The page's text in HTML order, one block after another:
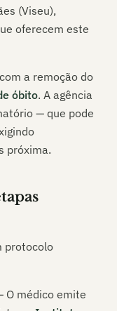
(Viseu),
oferecem este
a remoção do
óbito. A agência
— que pode
próxima.
protocolo
O médico emite